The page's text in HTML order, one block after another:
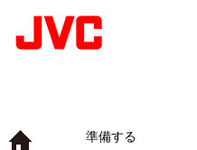
準備する